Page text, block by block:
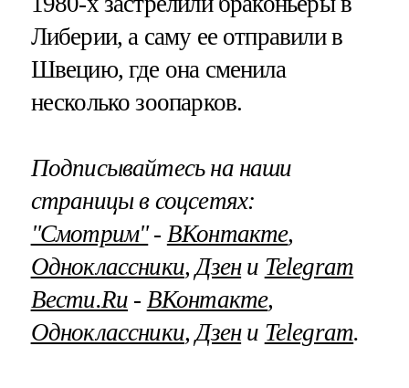
Либерии, а саму ее отправили в
Швецию, где она сменила
несколько зоопарков.
Подписывайтесь на наши
страницы в соцсетях:
"Смотрим"‐ ВКонтакте,
Одноклассники, Дзени Telegram
Вести.Ru ‐ ВКонтакте,
Одноклассники, Дзени Telegram.